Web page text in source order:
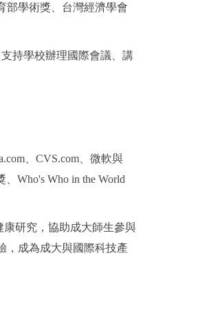
部學術獎、台灣經濟學會
持學校辦理國際會議、講
、CVS.com、微軟與
Who's Who in the World
研究，協助成大師生參與
，成為成大與國際科技產